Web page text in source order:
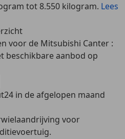
tot 8.550 kilogram. Lees
voor de Mitsubishi Canter :
beschikbare aanbod op
in de afgelopen maand
voor